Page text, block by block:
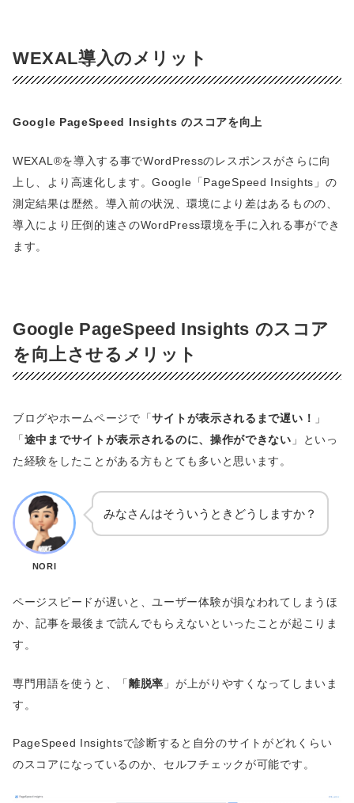
WEXAL導入のメリット
Google PageSpeed Insights のスコアを向上
WEXAL®を導入する事でWordPressのレスポンスがさらに向
上し、より高速化します。Google「PageSpeed Insights」の
測定結果は歴然。導入前の状況、環境により差はあるものの、
導入により圧倒的速さのWordPress環境を手に入れる事ができ
ます。
Google PageSpeed Insights のスコア
を向上させるメリット
ブログやホームページで「サイトが表示されるまで遅い！
」
「途中までサイトが表示されるのに、操作ができない 」といっ
た経験をしたことがある方もとても多いと思います。
NORI
みなさんはそういうときどうしますか？
ページスピードが遅いと、ユーザー体験が損なわれてしまうほ
か、記事を最後まで読んでもらえないといったことが起こりま
す。
専門用語を使うと、「離脱率 」が上がりやすくなってしまいま
す。
PageSpeed Insightsで診断すると自分のサイトがどれくらい
のスコアになっているのか、セルフチェックが可能です。